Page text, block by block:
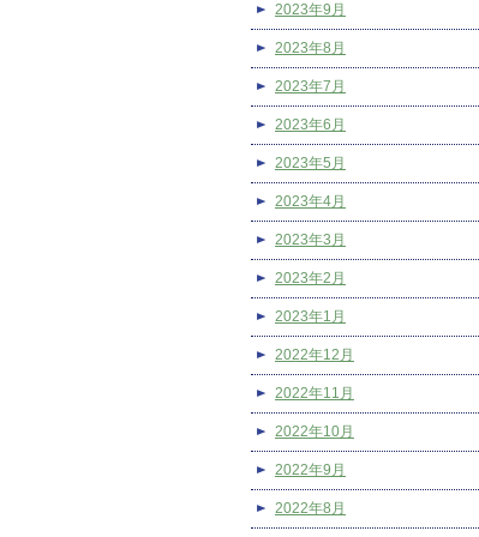
2023年9月
2023年8月
2023年7月
2023年6月
2023年5月
2023年4月
2023年3月
2023年2月
2023年1月
2022年12月
2022年11月
2022年10月
2022年9月
2022年8月